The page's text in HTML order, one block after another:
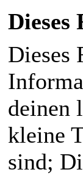
Dieses
Dieses
deinen
kleine
sind;